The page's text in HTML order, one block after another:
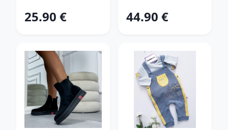
25.90 € 44.90 €